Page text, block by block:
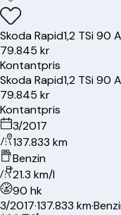
SkodaRapid1,2 TSi 90
79.845 kr
Kontantpris
SkodaRapid1,2 TSi 90
79.845 kr
Kontantpris
3/2017
137.833 km
Benzin
21.3 km/l
90 hk
3/2017·137.833 km·